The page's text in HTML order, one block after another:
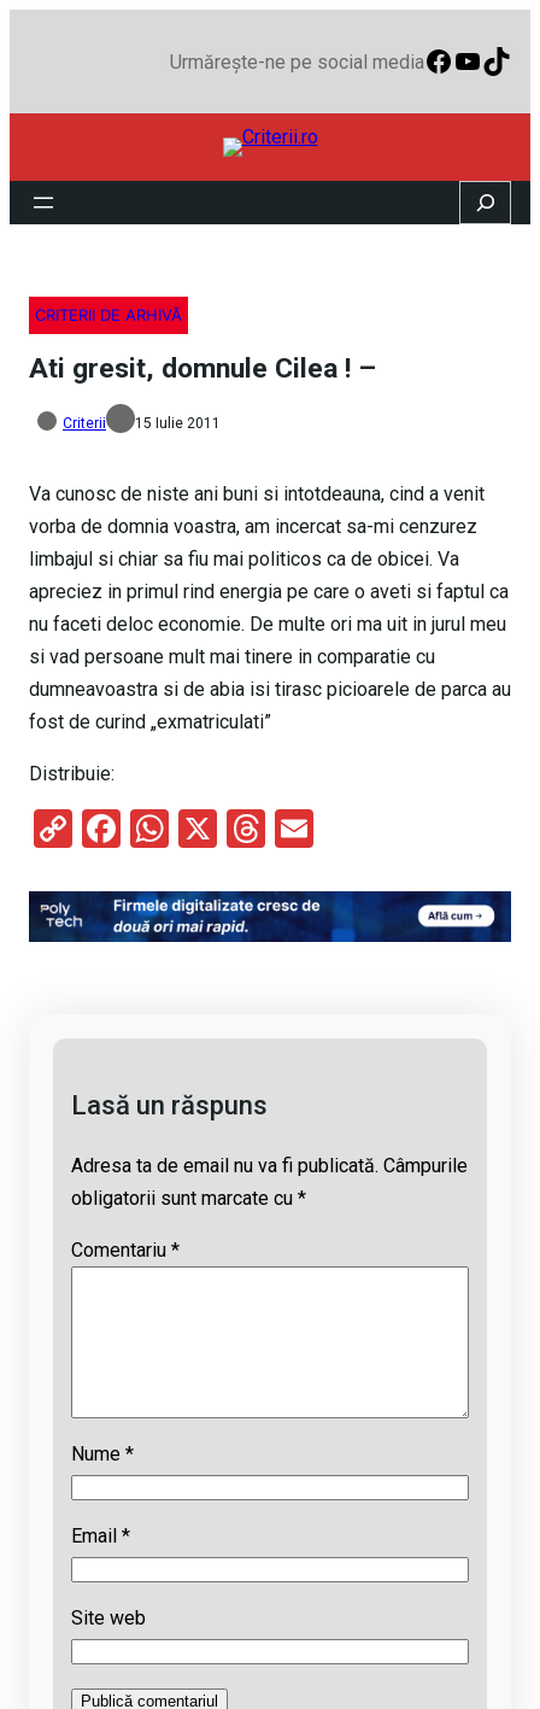
Urmărește-ne pe social media
Search
CRITERII DE ARHIVĂ
Ati gresit, domnule Cilea ! –
Criterii 15 Iulie 2011
Va cunosc de niste ani buni si intotdeauna, cind a venit
vorba de domnia voastra, am incercat sa-mi cenzurez
limbajul si chiar sa fiu mai politicos ca de obicei. Va
apreciez in primul rind energia pe care o aveti si faptul ca
nu faceti deloc economie. De multe ori ma uit in jurul meu
si vad persoane mult mai tinere in comparatie cu
dumneavoastra si de abia isi tirasc picioarele de parca au
fost de curind „exmatriculati”
Distribuie:
C
py
Li
F
ce
b
W
at
s
X
T
e
a
ail
Lasă un răspuns
Adresa ta de email nu va fi publicată. Câmpurile
obligatorii sunt marcate cu *
Comentariu *
Nume *
Email *
Site web